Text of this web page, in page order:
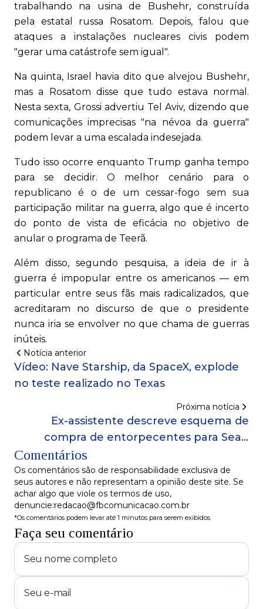
trabalhando na usina de Bushehr, construída
pela estatal russa Rosatom. Depois, falou que
ataques a instalações nucleares civis podem
"gerar uma catástrofe sem igual".
Na quinta, Israel havia dito que alvejou Bushehr,
mas a Rosatom disse que tudo estava normal.
Nesta sexta, Grossi advertiu Tel Aviv, dizendo que
comunicações imprecisas "na névoa da guerra"
podem levar a uma escalada indesejada.
Tudo isso ocorre enquanto Trump ganha tempo
para se decidir. O melhor cenário para o
republicano é o de um cessar-fogo sem sua
participação militar na guerra, algo que é incerto
do ponto de vista de eficácia no objetivo de
anular o programa de Teerã.
Além disso, segundo pesquisa, a ideia de ir à
guerra é impopular entre os americanos — em
particular entre seus fãs mais radicalizados, que
acreditaram no discurso de que o presidente
nunca iria se envolver no que chama de guerras
inúteis.
Notícia anterior
Vídeo: Nave Starship, da SpaceX, explode
no teste realizado no Texas
Próxima notícia
Ex-assistente descreve esquema de
compra de entorpecentes para Sean
Comentários
Os comentários são de responsabilidade exclusiva de
seus autores e não representam a opinião deste site. Se
achar algo que viole os termos de uso,
denuncie:redacao@fbcomunicacao.com.br
*Os comentários podem levar até 1 minutos para serem exibidos
Faça seu comentário